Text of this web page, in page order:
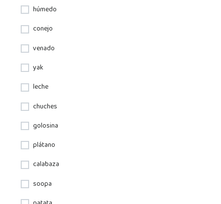
húmedo
conejo
venado
yak
leche
chuches
golosina
plátano
calabaza
soopa